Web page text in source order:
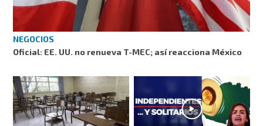
NEGOCIOS
Oficial: EE. UU. no renueva T-MEC; así reacciona México